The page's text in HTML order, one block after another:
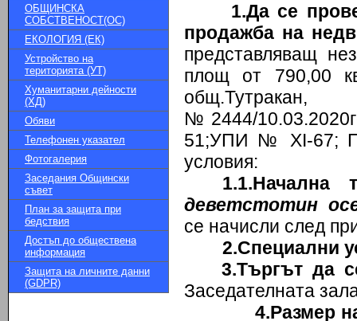
ОБЩИНСКА
СОБСТВЕНОСТ(ОС)
ЕКОЛОГИЯ (ЕК)
Устройство на
територията (УТ)
Хуманитарни дейности
(ХД)
Обяви
Телефонен указател
Фотогалерия
Заседания Общински
съвет
План за защита при
бедствия
Достъп до обществена
информация
Защита на личните данни
(GDPR)
1.Да се
продажба на
представляващ
площ от 790,00
№2444/
51;УПИ № XI-67;
условия:
деветстотин
се начисли след
2.Специални
3.Търгът да
Заседателната
4.Размер